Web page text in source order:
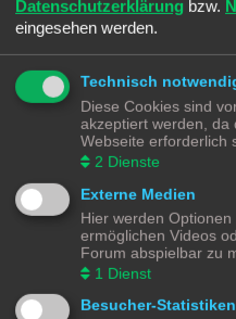
Bist du dir sicher, dass du alle
Modellbahnforum Forum
Powered by phpBB®
Deutsche
Datenschutz|
Webseiten
Datenschutzerklärung bzw.
eingesehen werden.
Technisch
Diese Cookies sind
akzeptiert werden, da
Webseite erforderlich
2 Dienste
Externe Medien
Hier werden
ermöglichen Videos
Forum abspielbar zu
1 Dienst
Besucher-Statistiken